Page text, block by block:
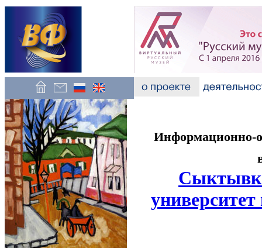
Информационно-